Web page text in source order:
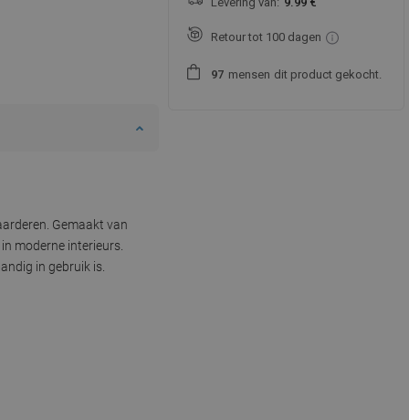
Gemaakt van
moderne interieurs.
in gebruik is.
Retour tot 100 dagen
97 mensen dit product gekocht.